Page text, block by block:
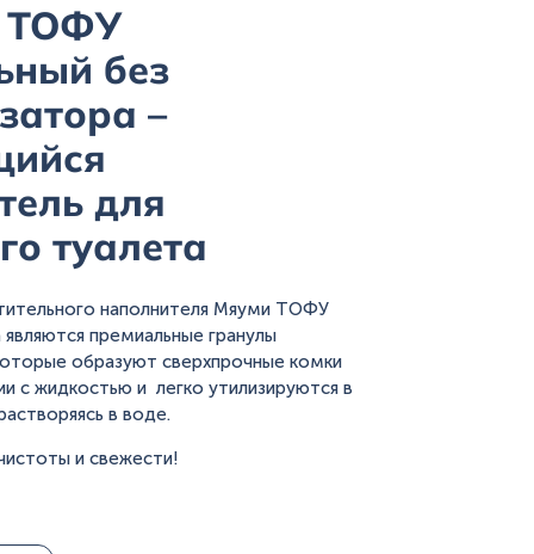
ТОФУ
без
–
для
туалета
наполнителя Мяуми ТОФУ
премиальные гранулы
образуют сверхпрочные комки
с жидкостью и легко утилизируются в
в воде.
и свежести!